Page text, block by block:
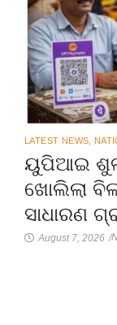
LATEST NEWS
ୟୁପିଆଇ
ଖୋଲିଲା
ସାଧାରଣ
August 7, 2026 /